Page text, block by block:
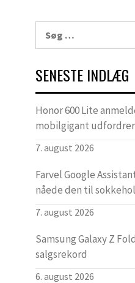
efter:
SENESTE INDLÆG
Honor 600 Lite
mobilgigant
7. august 2026
Farvel Google
nåede den til
7. august 2026
Samsung Galaxy Z
salgsrekord
6. august 2026